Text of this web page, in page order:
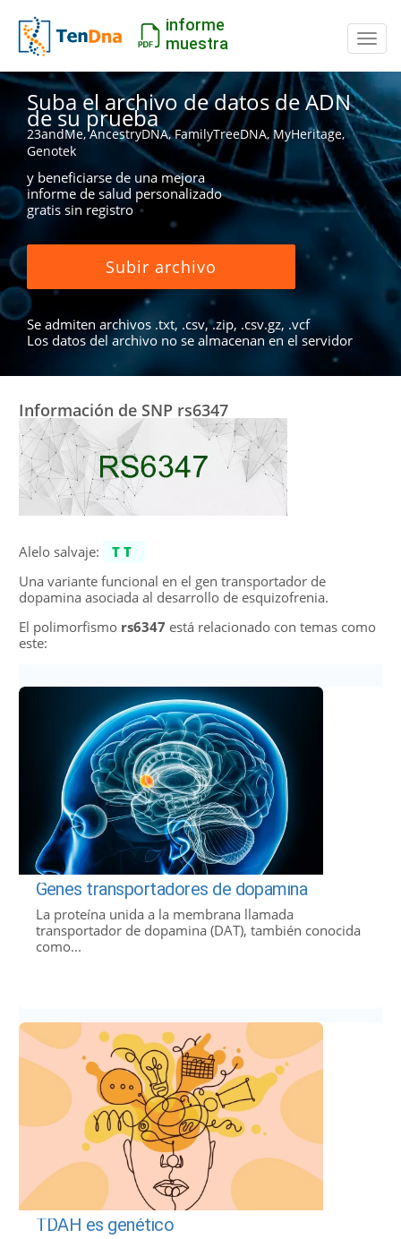
informe
muestra
Suba el archivo de datos de ADN
de su prueba
23andMe, AncestryDNA, FamilyTreeDNA, MyHeritage,
Genotek
y beneficiarse de una mejora
informe de salud personalizado
gratis sin registro
Subir archivo
Se admiten archivos .txt, .csv, .zip, .csv.gz, .vcf
Los datos del archivo no se almacenan en el servidor
Información de SNP rs6347
Alelo salvaje:
TT
Una variante funcional en el gen transportador de
dopamina asociada al desarrollo de esquizofrenia.
El polimorfismo rs6347 está relacionado con temas como
este:
Genes transportadores de dopamina
La proteína unida a la membrana llamada
transportador de dopamina (DAT), también conocida
como...
TDAH es genético